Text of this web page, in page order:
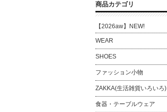
商品カテゴリ
【2026aw】NEW!
WEAR
SHOES
ファッション小物
ZAKKA(生活雑貨いろいろ)
食器・テーブルウェア